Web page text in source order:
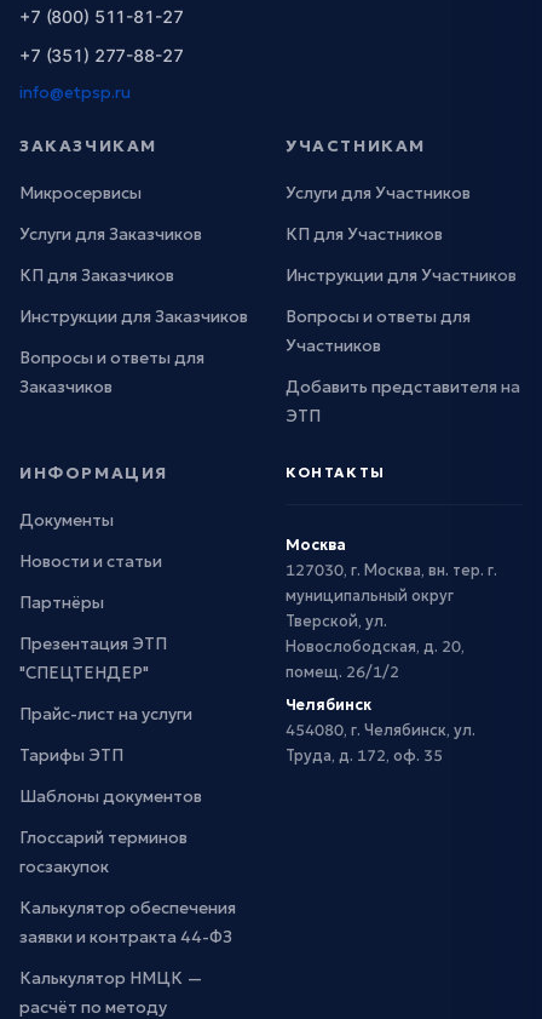
+7 (800) 511-81-27
+7 (351) 277-88-27
info@etpsp.ru
ЗАКАЗЧИКАМ
Микросервисы
Услуги для Заказчиков
КП для Заказчиков
Инструкции для Заказчиков
Вопросы и ответы для
Заказчиков
УЧАСТНИКАМ
Услуги для Участников
КП для Участников
Инструкции для Участников
Вопросы и ответы для
Участников
Добавить представителя на
ЭТП
ИНФОРМАЦИЯ
Документы
Новости и статьи
Партнёры
Презентация ЭТП
"СПЕЦТЕНДЕР"
Прайс-лист на услуги
Тарифы ЭТП
Шаблоны документов
Глоссарий терминов
госзакупок
Калькулятор обеспечения
заявки и контракта 44-ФЗ
Калькулятор НМЦК —
расчёт по методу
КОНТАКТЫ
Москва
127030, г. Москва, вн. тер. г.
муниципальный округ
Тверской, ул.
Новослободская, д. 20,
помещ. 26/1/2
Челябинск
454080, г. Челябинск, ул.
Труда, д. 172, оф. 35